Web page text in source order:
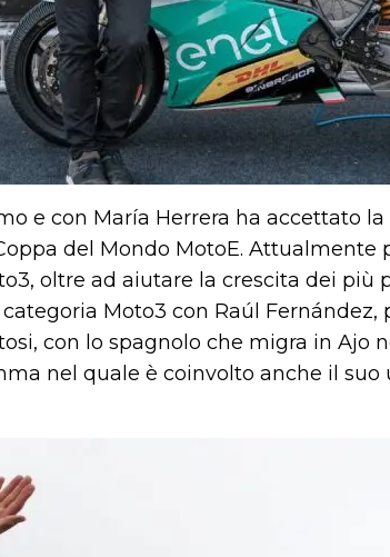
e con María Herrera ha accettato
del Mondo MotoE. Attualmente
oltre ad aiutare la crescita dei più
Moto3 con Raúl Fernández,
con lo spagnolo che migra in Ajo
nel quale è coinvolto anche il